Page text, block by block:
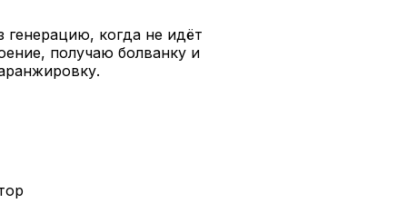
генерацию, когда не идёт
получаю болванку и